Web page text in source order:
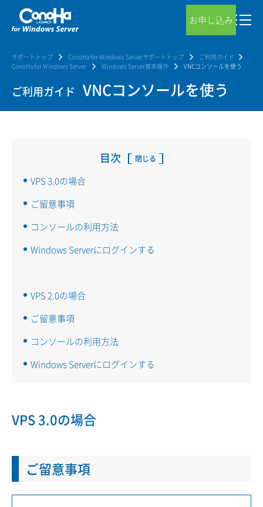
お申し込み
サポートトップ ConoHa for Windows Serverサポートトップ
ご利用ガイド
ConoHa for Windows Server
Windows Server基本操作 VNCコンソールを使う
ご利用ガイド VNCコンソールを使う
目次 閉じる
VPS 3.0の場合
ご留意事項
コンソールの利用方法
Windows Serverにログインする
VPS 2.0の場合
ご留意事項
コンソールの利用方法
Windows Serverにログインする
VPS 3.0の場合
ご留意事項